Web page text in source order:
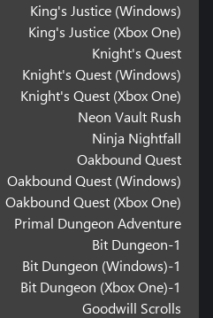
King's Justice (Windows)
King's Justice (Xbox One)
Knight's Quest
Knight's Quest (Windows)
Knight's Quest (Xbox One)
Neon Vault Rush
Ninja Nightfall
Oakbound Quest
Oakbound Quest (Windows)
Oakbound Quest (Xbox One)
Primal Dungeon Adventure
1-Bit Dungeon
1-Bit Dungeon (Windows)
1-Bit Dungeon (Xbox One)
Goodwill Scrolls